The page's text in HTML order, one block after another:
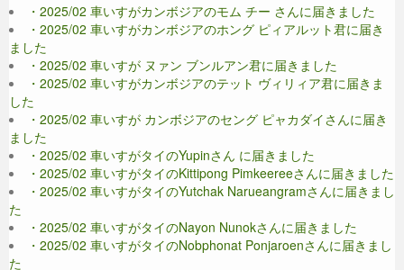
・2025/02 車いすがカンボジアのモム チー さんに届きました
・2025/02 車いすがカンボジアのホング ピィアルット君に届き
ました
・2025/02 車いすが ヌァン ブンルアン君に届きました
・2025/02 車いすがカンボジアのテット ヴィリィア君に届きま
した
・2025/02 車いすが カンボジアのセング ピャカダイさんに届き
ました
・2025/02 車いすがタイのYupinさん に届きました
・2025/02 車いすがタイのKittipong Pimkeereeさんに届きました
・2025/02 車いすがタイのYutchak Narueangramさんに届きまし
た
・2025/02 車いすがタイのNayon Nunokさんに届きました
・2025/02 車いすがタイのNobphonat Ponjaroenさんに届きまし
た